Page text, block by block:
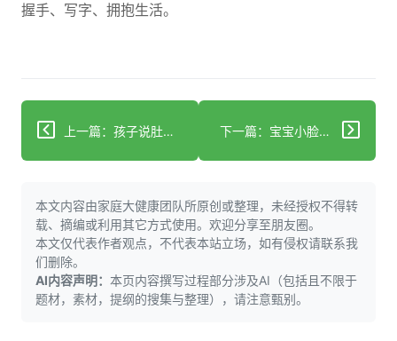
握手、写字、拥抱生活。
上一篇：孩子说肚子痛其实是求救信号？你听懂了吗 下一篇：宝宝小脸通红竟因闻了酒气？临沂宝妈经历吓坏网友
本文内容由家庭大健康团队所原创或整理，未经授权不得转
载、摘编或利用其它方式使用。欢迎分享至朋友圈。
本文仅代表作者观点，不代表本站立场，如有侵权请联系我
们删除。
AI内容声明： 本页内容撰写过程部分涉及AI（包括且不限于
题材，素材，提纲的搜集与整理），请注意甄别。